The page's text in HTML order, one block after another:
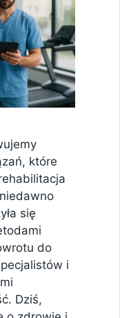
które
się
do
i
Dziś,